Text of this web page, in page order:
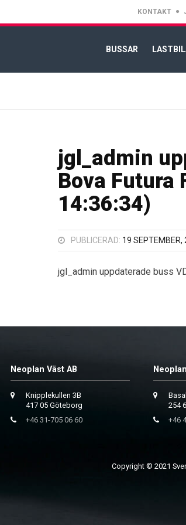
KONTAKT
BUSSAR
jgl_admin
Bova Futura
14:36:34)
PUBLICERAD: 19 SEPTEMBER,
jgl_admin uppdaterade buss
Neoplan Väst AB
Knipplekullen 3B
417 05 Göteborg
+46 31-705 06 60
254
+46
Copyright © 2021